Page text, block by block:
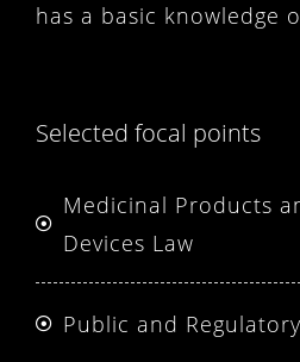
has a basic knowledge
Selected focal points
Medicinal Products
Devices Law
Public and